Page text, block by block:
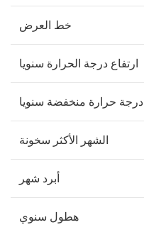
خط العرض
ارتفاع درجة الحرارة سنويا
درجة حرارة منخفضة سنويا
الشهر الأكثر سخونة
أبرد شهر
هطول سنوي